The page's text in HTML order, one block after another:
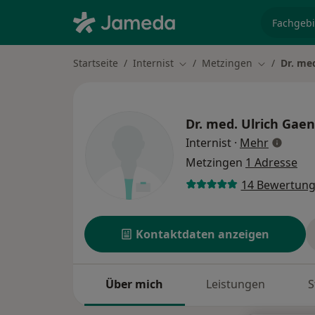
Startseite Internist Stadt ändern
Metzingen StadtDr.
Dr. med. Ulrich
Internist · Mehrüber
Metzingen 1 Adresse
14
Kontaktdaten anzeigen
Über mich Leistungen